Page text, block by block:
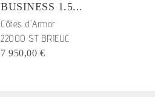
BUSINESS 1.5...
Côtes d'Armor
22000 ST BRIEUC
7 950,00 €